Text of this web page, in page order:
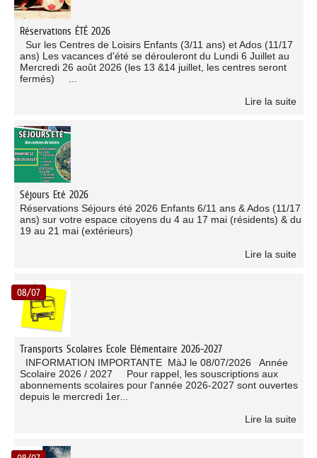
Réservations ÉTÉ 2026
Sur les Centres de Loisirs Enfants (3/11 ans) et Ados (11/17
ans) Les vacances d'été se dérouleront du Lundi 6 Juillet au
Mercredi 26 août 2026 (les 13 &14 juillet, les centres seront
fermés) ...
Lire la suite
Séjours Eté 2026
Réservations Séjours été 2026 Enfants 6/11 ans & Ados (11/17
ans) sur votre espace citoyens du 4 au 17 mai (résidents) & du
19 au 21 mai (extérieurs)
Lire la suite
08/07
Transports Scolaires Ecole Elémentaire 2026-2027
INFORMATION IMPORTANTE MàJ le 08/07/2026 Année
Scolaire 2026 / 2027 Pour rappel, les souscriptions aux
abonnements scolaires pour l'année 2026-2027 sont ouvertes
depuis le mercredi 1er...
Lire la suite